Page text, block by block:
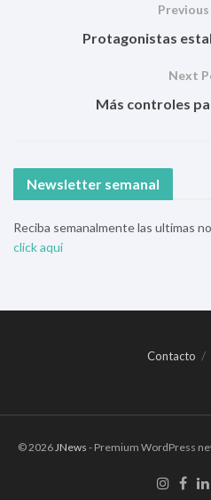
Protagonistas
Next
Más controles
Newsletter semanal
Reciba semanalmente las ultimas
click aqui
Contacto
© 2026 JNews - Premium WordPress